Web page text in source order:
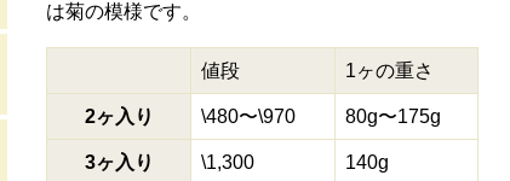
は菊の模様です。
値段 1ヶの重さ
2ヶ入り \480〜\970 80g〜175g
3ヶ入り \1,300 140g